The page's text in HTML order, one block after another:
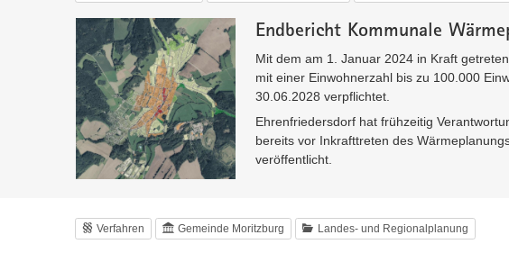
Endbericht Kommunale
Mit dem am 1. Januar 2024 in Kraft
mit einer Einwohnerzahl bis zu 100.000
30.06.2028 verpflichtet.
Ehrenfriedersdorf hat frühzeitig
bereits vor Inkrafttreten des
veröffentlicht.
Verfahren Gemeinde Moritzburg Landes- und Regionalplanung